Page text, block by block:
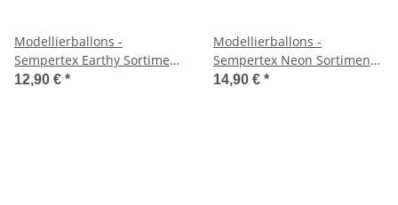
Modellierballons -
Sempertex Earthy Sortiment
260S (VE100)
12,90 € *
Modellierballons -
Sempertex Neon Sortiment
260S (VE100)
14,90 € *